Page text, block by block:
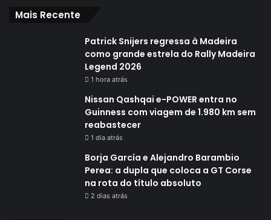
Mais Recente
Patrick Snijers regressa à Madeira
como grande estrela do Rally Madeira
Legend 2026
1 hora atrás
Nissan Qashqai e-POWER entra no
Guinness com viagem de 1.980 km sem
reabastecer
1 dia atrás
Borja García e Alejandro Barambio
Perea: a dupla que coloca a GT Corse
na rota do título absoluto
2 dias atrás